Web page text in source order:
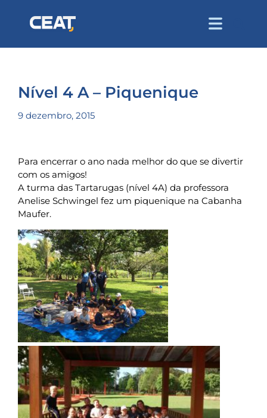
Nível 4 A – Piquenique
9 dezembro, 2015
Para encerrar o ano nada melhor do que se divertir
com os amigos!
A turma das Tartarugas (nível 4A) da professora
Anelise Schwingel fez um piquenique na Cabanha
Maufer.